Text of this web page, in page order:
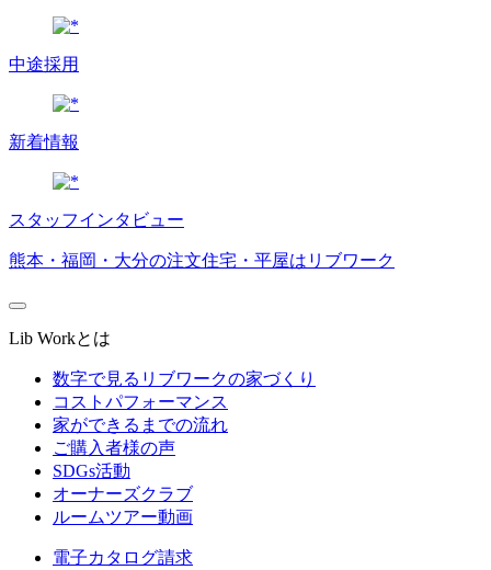
中途採用
新着情報
スタッフインタビュー
熊本・福岡・大分の注文住宅・平屋はリブワーク
Lib Workとは
数字で見るリブワークの家づくり
コストパフォーマンス
家ができるまでの流れ
ご購入者様の声
SDGs活動
オーナーズクラブ
ルームツアー動画
電子カタログ請求